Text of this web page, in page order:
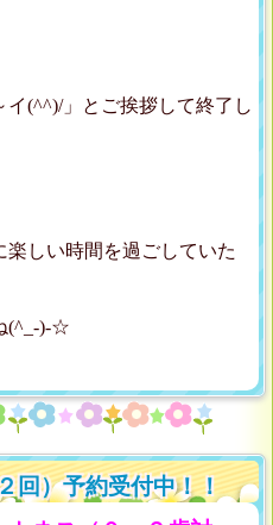
(^^)/」とご挨拶して終了し
しい時間を過ごしていた
(^_-)-☆
回）予約受付中！！